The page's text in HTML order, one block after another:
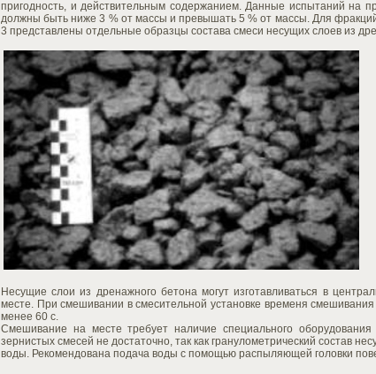
пригодность, и действительным содержанием. Данные испытаний на
должны быть ниже 3 % от массы и превышать 5 % от массы. Для
3 представлены отдельные образцы состава смеси несущих слоев из
Несущие слои из дренажного бетона могут изготавливаться в
месте. При смешивании в смесительной установке временя
менее 60 с.
Смешивание на месте требует наличие специального
зернистых смесей не достаточно, так как гранулометрический состав
воды. Рекомендована подача воды с помощью распыляющей головки